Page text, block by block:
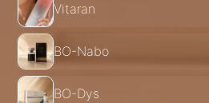
Vitaran
BO-Nabo
BO-Dys